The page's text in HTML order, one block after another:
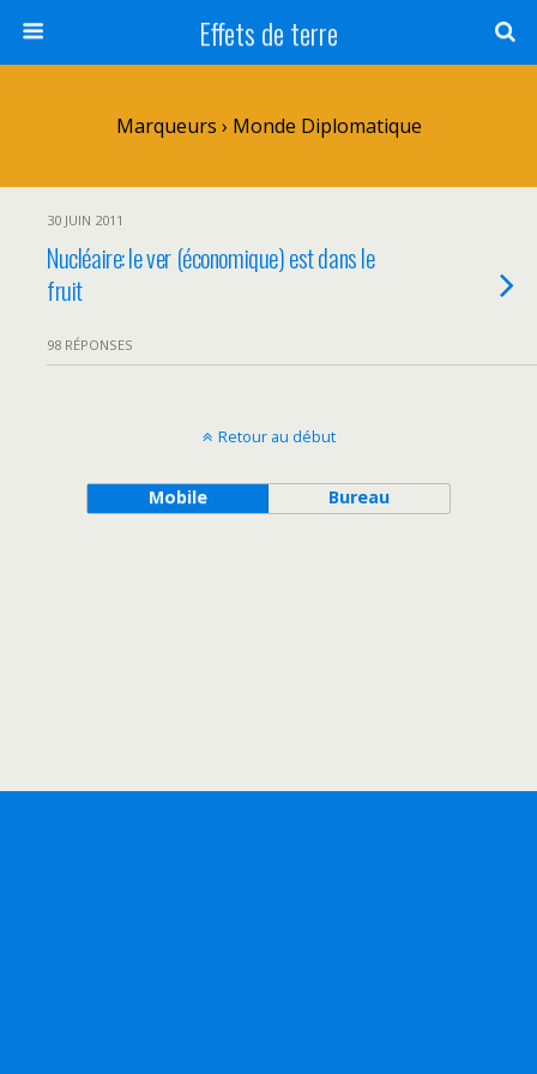
Effets de terre
Marqueurs › Monde Diplomatique
30 JUIN 2011
Nucléaire: le ver (économique) est dans le
fruit
98 RÉPONSES
Retour au début
Mobile Bureau